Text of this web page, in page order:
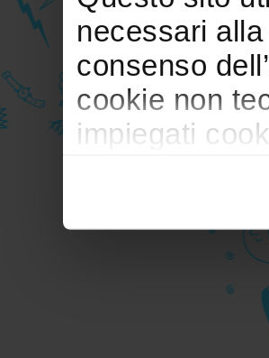
necessari
consenso
cookie non
impiegati
durante la
Per
durante la
privacy sui